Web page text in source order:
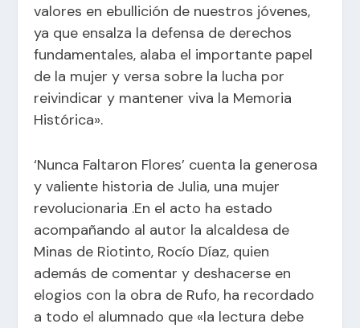
valores en ebullición de nuestros jóvenes,
ya que ensalza la defensa de derechos
fundamentales, alaba el importante papel
de la mujer y versa sobre la lucha por
reivindicar y mantener viva la Memoria
Histórica».
‘Nunca Faltaron Flores’ cuenta la generosa
y valiente historia de Julia, una mujer
revolucionaria .En el acto ha estado
acompañando al autor la alcaldesa de
Minas de Riotinto, Rocío Díaz, quien
además de comentar y deshacerse en
elogios con la obra de Rufo, ha recordado
a todo el alumnado que «la lectura debe